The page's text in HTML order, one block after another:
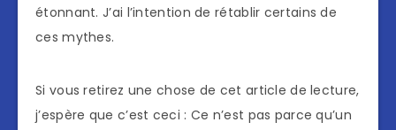
étonnant. J’ai l’intention de rétablir certains de
ces mythes.
Si vous retirez une chose de cet article de lecture,
j’espère que c’est ceci : Ce n’est pas parce qu’un